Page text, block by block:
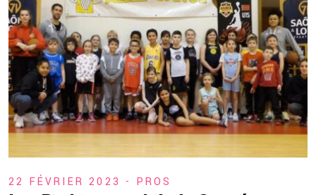
22 FÉVRIER 2023 - PROS